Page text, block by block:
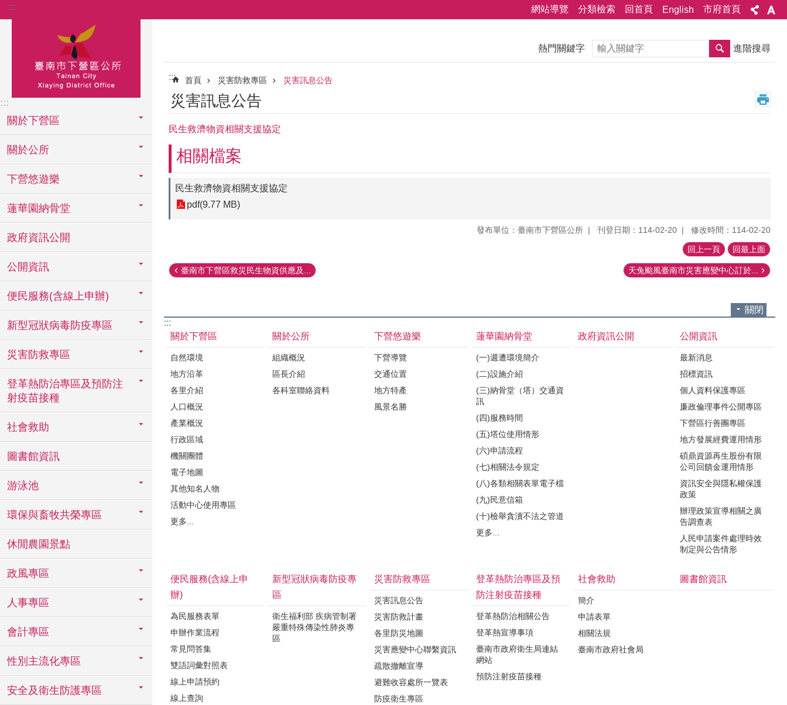
跳到主要內容區塊
::: 網站導覽 分類檢索 回首頁 English 市府首頁
:::
關於下營區
關於公所
下營悠遊樂
蓮華園納骨堂
政府資訊公開
公開資訊
便民服務(含線上申辦)
新型冠狀病毒防疫專區
災害防救專區
登革熱防治專區及預防注
射疫苗接種
社會救助
圖書館資訊
游泳池
環保與畜牧共榮專區
休閒農園景點
政風專區
人事專區
會計專區
性別主流化專區
安全及衛生防護專區
熱門關鍵字 搜尋 進階搜尋
::: 首頁 災害防救專區 災害訊息公告
災害訊息公告
民生救濟物資相關支援協定
相關檔案
民生救濟物資相關支援協定
pdf(9.77 MB)
發布單位：臺南市下營區公所 刊登日期：114-02-20 修改時間：114-02-20
回上一頁 回最上面
臺南市下營區救災民生物資供應及... 天兔颱風臺南市災害應變中心訂於...
關閉
:::
關於下營區
自然環境
地方沿革
各里介紹
人口概況
產業概況
行政區域
機關團體
電子地圖
其他知名人物
活動中心使用專區
更多...
關於公所
組織概況
區長介紹
各科室聯絡資料
下營悠遊樂
下營導覽
交通位置
地方特產
風景名勝
蓮華園納骨堂
(一)週遭環境簡介
(二)設施介紹
(三)納骨堂（塔）交通資
訊
(四)服務時間
(五)塔位使用情形
(六)申請流程
(七)相關法令規定
(八)各類相關表單電子檔
(九)民意信箱
(十)檢舉貪瀆不法之管道
更多...
政府資訊公開 公開資訊
最新消息
招標資訊
個人資料保護專區
廉政倫理事件公開專區
下營區行善團專區
地方發展經費運用情形
碩鼎資源再生股份有限
公司回饋金運用情形
資訊安全與隱私權保護
政策
辦理政策宣導相關之廣
告調查表
人民申請案件處理時效
制定與公告情形
便民服務(含線上申
辦)
為民服務表單
申辦作業流程
常見問答集
雙語詞彙對照表
線上申請預約
線上查詢
新型冠狀病毒防疫專
區
衛生福利部 疾病管制署
嚴重特殊傳染性肺炎專
區
災害防救專區
災害訊息公告
災害防救計畫
各里防災地圖
災害應變中心聯繫資訊
疏散撤離宣導
避難收容處所一覽表
防疫衛生專區
登革熱防治專區及預
防注射疫苗接種
登革熱防治相關公告
登革熱宣導事項
臺南市政府衛生局連結
網站
預防注射疫苗接種
社會救助
簡介
申請表單
相關法規
臺南市政府社會局
圖書館資訊